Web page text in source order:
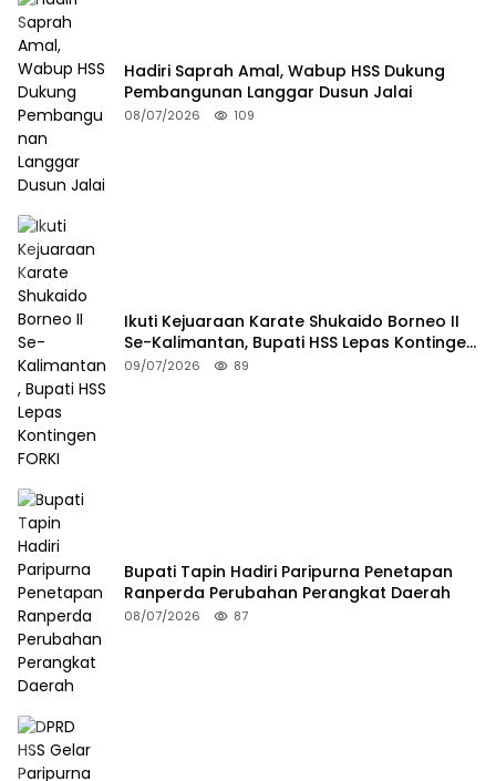
Hadiri Saprah Amal, Wabup HSS Dukung
Pembangunan Langgar Dusun Jalai
08/07/2026 109
Ikuti Kejuaraan Karate Shukaido Borneo II
Se-Kalimantan, Bupati HSS Lepas Kontingen
FORKI
09/07/2026 89
Bupati Tapin Hadiri Paripurna Penetapan
Ranperda Perubahan Perangkat Daerah
08/07/2026 87